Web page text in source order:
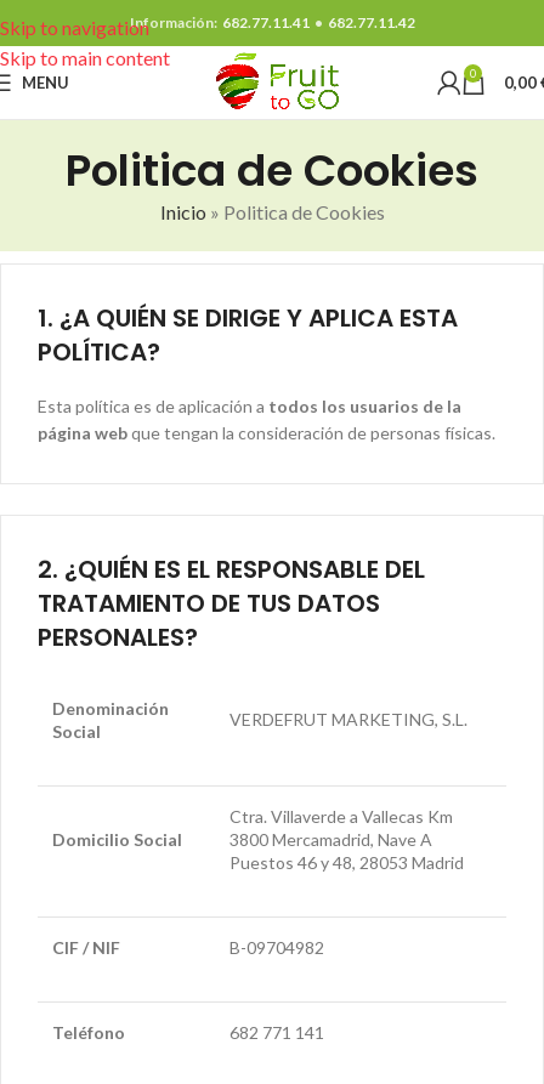
Skip to navigation
Skip to main content
Información: 682.77.11.41• 682.77.11.42
MENU 0 0,00
Politica de Cookies
Inicio » Politica de Cookies
1. ¿A QUIÉN SE DIRIGE Y APLICA ESTA
POLÍTICA?
Esta política es de aplicación a todos los usuarios de la
página webque tengan la consideración de personas físicas.
2. ¿QUIÉN ES EL RESPONSABLE DEL
TRATAMIENTO DE TUS DATOS
PERSONALES?
Denominación
Social
VERDEFRUT MARKETING, S.L.
Domicilio Social
Ctra. Villaverde a Vallecas Km
3800 Mercamadrid, Nave A
Puestos 46 y 48, 28053 Madrid
CIF / NIF B-09704982
Teléfono 682 771 141